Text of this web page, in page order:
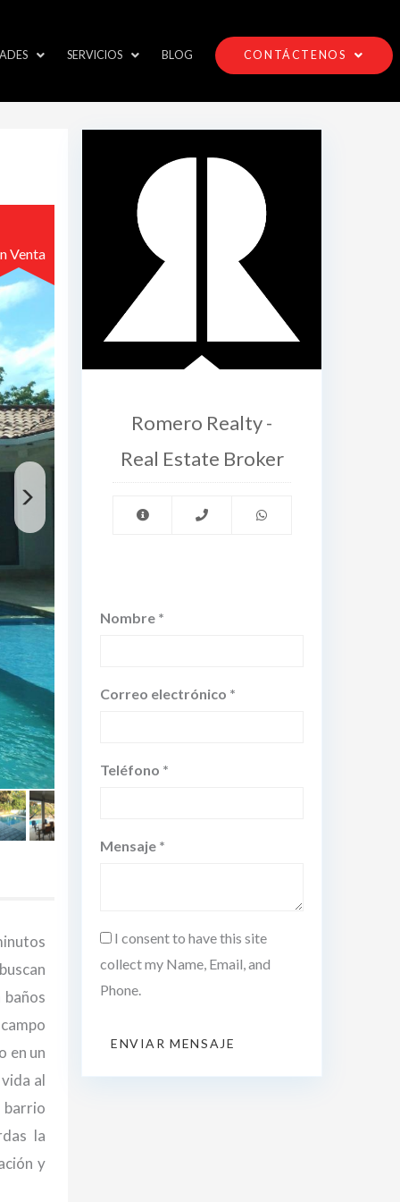
SERVICIOS BLOG CONTÁCTENOS
Venta
en un
al
la
y
Romero Realty -
Real Estate Broker
Nombre *
Correo electrónico *
Teléfono *
Mensaje *
I consent to have this site
collect my Name, Email, and
Phone.
ENVIAR MENSAJE